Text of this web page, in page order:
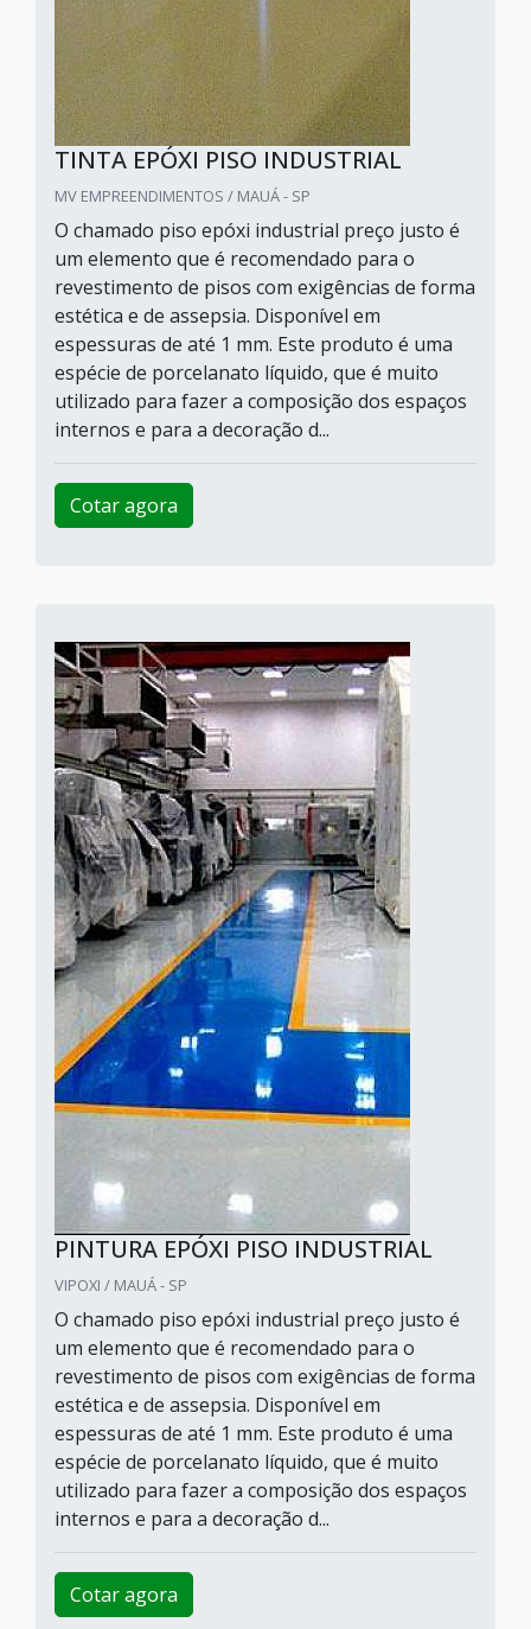
TINTA EPÓXI PISO INDUSTRIAL
MV EMPREENDIMENTOS / MAUÁ - SP
O chamado piso epóxi industrial preço justo é
um elemento que é recomendado para o
revestimento de pisos com exigências de forma
estética e de assepsia. Disponível em
espessuras de até 1 mm. Este produto é uma
espécie de porcelanato líquido, que é muito
utilizado para fazer a composição dos espaços
internos e para a decoração d...
Cotar agora
PINTURA EPÓXI PISO INDUSTRIAL
VIPOXI / MAUÁ - SP
O chamado piso epóxi industrial preço justo é
um elemento que é recomendado para o
revestimento de pisos com exigências de forma
estética e de assepsia. Disponível em
espessuras de até 1 mm. Este produto é uma
espécie de porcelanato líquido, que é muito
utilizado para fazer a composição dos espaços
internos e para a decoração d...
Cotar agora